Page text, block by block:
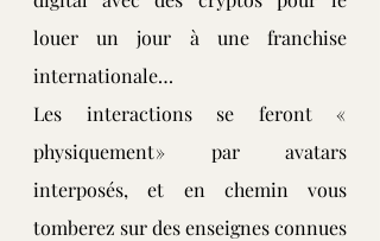
louer un jour à une franchise
internationale…
Les interactions se feront «
physiquement » par avatars
interposés, et en chemin vous
tomberez sur des enseignes connues